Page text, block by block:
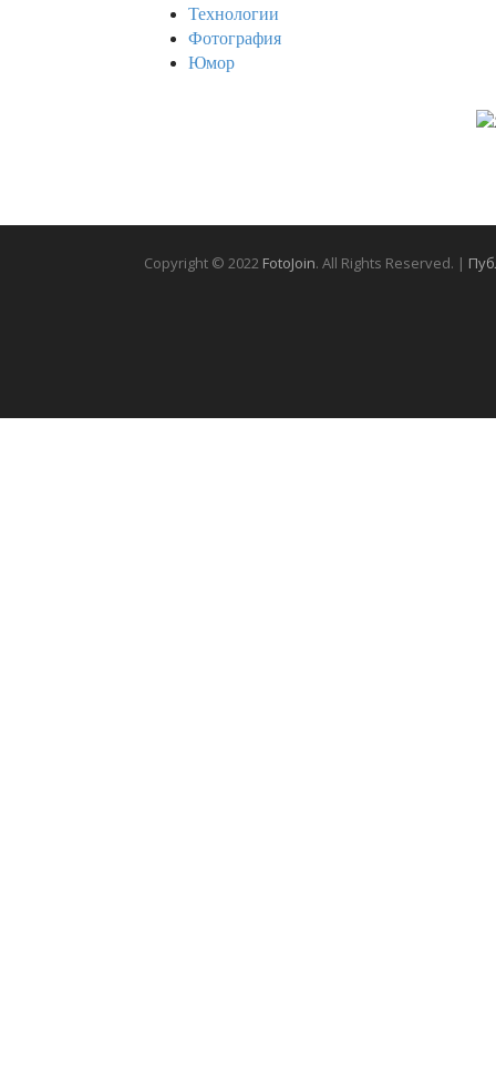
Технологии
Фотография
Юмор
Copyright © 2022 FotoJoin. All Rights Reserved. |